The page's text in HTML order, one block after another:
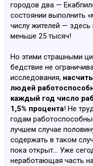
городов два —
состоянии выполнить
числу жителей — здесь
меньше 25 тысяч!
Но этими страшными
бедствие не
исследования,
людей
каждый год число
1,5% процента! Не
годам
лучшем случае
содержать в таком
пока открыт… Уже
неработающая часть